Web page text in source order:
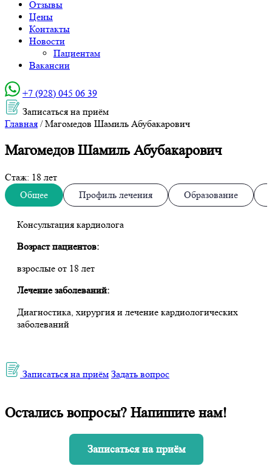
Отзывы
Цены
Контакты
Новости
Пациентам
Вакансии
+7 (928) 045 06 39‬
Записаться на приём
Главная / Магомедов Шамиль Абубакарович
Магомедов Шамиль Абубакарович
Стаж: 18 лет
Общее
Профиль лечения Образование
Консультация кардиолога
Возраст пациентов:
взрослые от 18 лет
Лечение заболеваний:
Диагностика, хирургия и лечение кардиологических
заболеваний
Записаться на приём Задать вопрос
Остались вопросы? Напишите нам!
Записаться на приём